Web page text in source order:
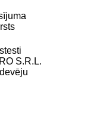
S.R.L.